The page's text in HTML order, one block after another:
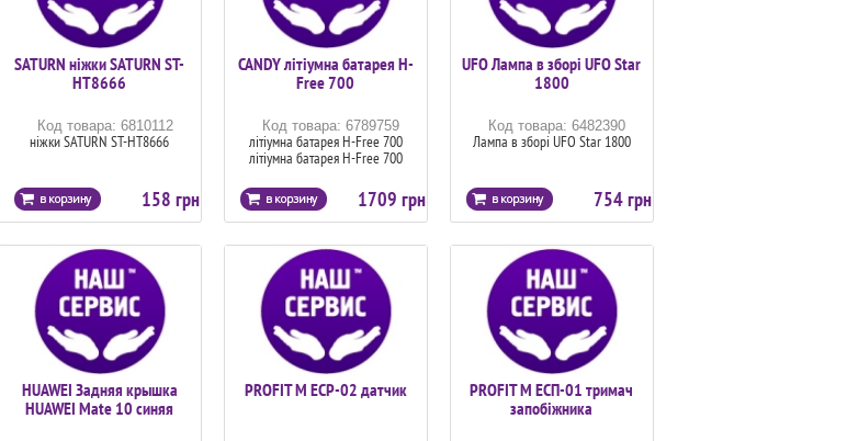
SATURN ніжки SATURN ST-
HT8666
Код товара: 6810112
ніжки SATURN ST-HT8666
158 грн
CANDY літіумна батарея H-
Free 700
Код товара: 6789759
літіумна батарея H-Free 700
літіумна батарея H-Free 700
1709 грн
UFO Лампа в зборі UFO Star
1800
Код товара: 6482390
Лампа в зборі UFO Star 1800
754 грн
HUAWEI Задняя крышка
HUAWEI Mate 10 синяя
PROFIT M ЕСР-02 датчик
PROFIT M ЕСП-01 тримач
запобіжника